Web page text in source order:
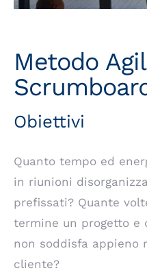
Metodo
Obiettivi
Quanto tempo ed
in riunioni
prefissati? Quante
termine un progetto e
non soddisfa appieno
cliente?